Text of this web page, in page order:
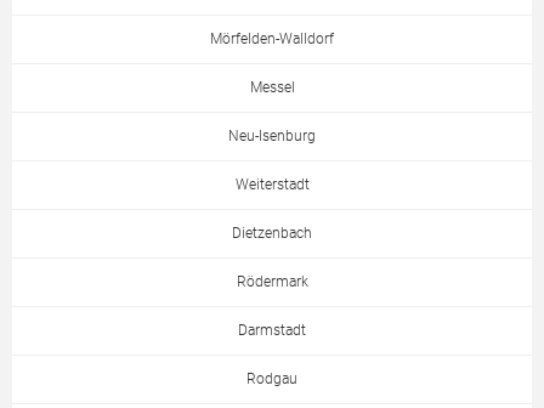
Mörfelden-Walldorf
Messel
Neu-Isenburg
Weiterstadt
Dietzenbach
Rödermark
Darmstadt
Rodgau